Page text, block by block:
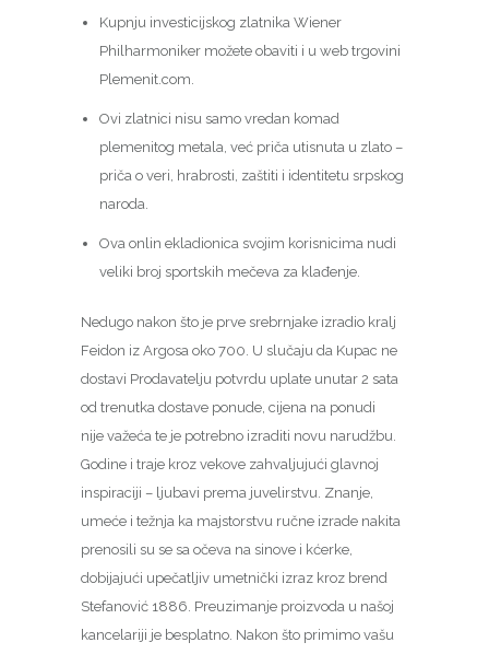
Kupnju investicijskog zlatnika Wiener
Philharmoniker možete obaviti i u web trgovini
Plemenit.com.
Ovi zlatnici nisu samo vredan komad
plemenitog metala, već priča utisnuta u zlato –
priča o veri, hrabrosti, zaštiti i identitetu srpskog
naroda.
Ova onlin ekladionica svojim korisnicima nudi
veliki broj sportskih mečeva za klađenje.
Nedugo nakon što je prve srebrnjake izradio kralj
Feidon iz Argosa oko 700. U slučaju da Kupac ne
dostavi Prodavatelju potvrdu uplate unutar 2 sata
od trenutka dostave ponude, cijena na ponudi
nije važeća te je potrebno izraditi novu narudžbu.
Godine i traje kroz vekove zahvaljujući glavnoj
inspiraciji – ljubavi prema juvelirstvu. Znanje,
umeće i težnja ka majstorstvu ručne izrade nakita
prenosili su se sa očeva na sinove i kćerke,
dobijajući upečatljiv umetnički izraz kroz brend
Stefanović 1886. Preuzimanje proizvoda u našoj
kancelariji je besplatno. Nakon što primimo vašu